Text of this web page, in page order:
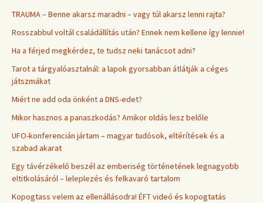
TRAUMA – Benne akarsz maradni – vagy túl akarsz lenni rajta?
Rosszabbul voltál családállítás után? Ennek nem kellene így lennie!
Ha a férjed megkérdez, te tudsz neki tanácsot adni?
Tarot a tárgyalóasztalnál: a lapok gyorsabban átlátják a céges
játszmákat
Miért ne add oda önként a DNS-edet?
Mikor hasznos a panaszkodás? Amikor oldás lesz belőle
UFO-konferencián jártam – magyar tudósok, eltérítések és a
szabad akarat
Egy távérzékelő beszél az emberiség történetének legnagyobb
eltitkolásáról – leleplezés és felkavaró tartalom
Kopogtass velem az ellenállásodra! ÉFT videó és kopogtatás